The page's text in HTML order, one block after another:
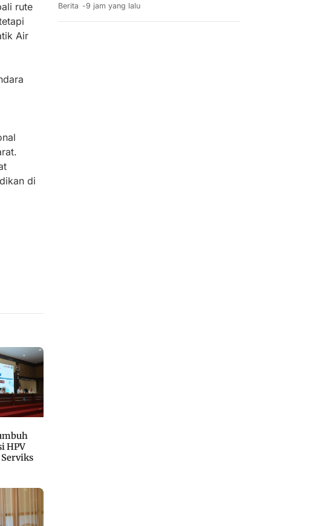
rute
Air
di
HPV
Berita 9 jam yang lalu